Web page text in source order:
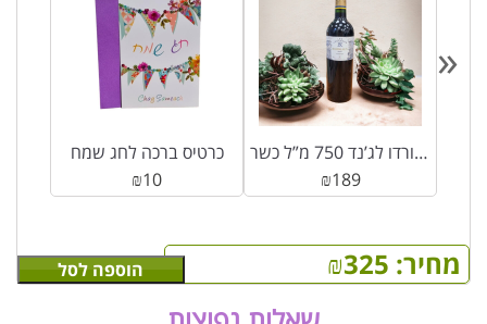
מחיר: ₪325 הוספה לסל
כרטיס ברכה לחג שמח
₪10
יין אדום דומיין בארון דה רוטשילד, בורדו לג’נד 750 מ”ל כשר
₪189
«